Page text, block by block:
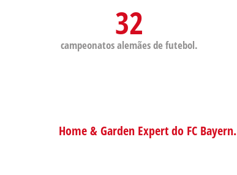
32
campeonatos alemães de futebol.
Home & Garden Expert do FC Bayern.